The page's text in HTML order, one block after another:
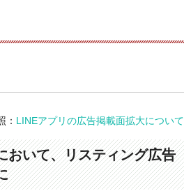
： LINEアプリの広告掲載面拡大について
おいて、リスティング広告